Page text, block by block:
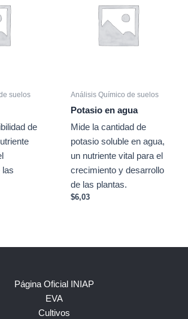
suelos
de
las
Análisis Químico de suelos
Potasio en agua
Mide la cantidad de
potasio soluble en agua,
un nutriente vital para el
crecimiento y desarrollo
de las plantas.
$6,03
Página Oficial INIAP
EVA
Cultivos